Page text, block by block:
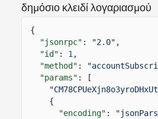
δημόσιο κλειδί λογαριασμού
{
"jsonrpc" : "2.0" ,
"id" : 1 ,
"method" :
"params" : [
{
"encoding" :